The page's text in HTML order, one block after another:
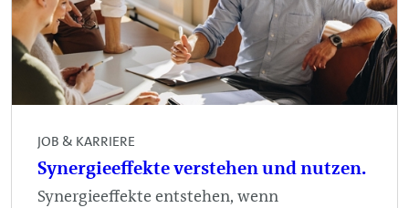
JOB & KARRIERE
Synergieeffekte verstehen und nutzen.
Synergieeffekte entstehen, wenn